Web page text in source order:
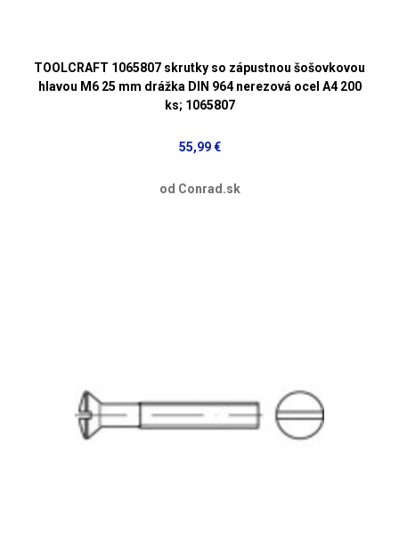
TOOLCRAFT 1065807 skrutky so zápustnou šošovkovou
hlavou M6 25 mm drážka DIN 964 nerezová ocel A4 200
ks; 1065807
55,99 €
od Conrad.sk